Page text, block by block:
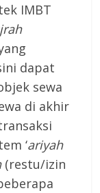
IMBT
dapat
sewa
di akhir
‘ariyah
(restu/izin